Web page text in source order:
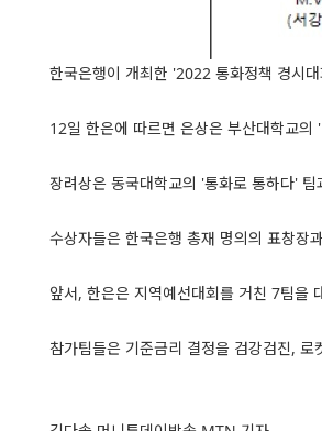
한국은행이 개최한 '2022 통화정책 경시
12일 한은에 따르면 은상은 부산대학교
장려상은 동국대학교의 '통화로 통하다'
수상자들은 한국은행 총재 명의의 표창장
앞서, 한은은 지역예선대회를 거친 7팀을
참가팀들은 기준금리 결정을 검강검진,